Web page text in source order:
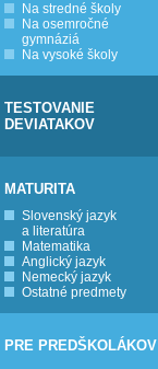
Na stredné školy
Na osemročné
gymnáziá
Na vysoké školy
TESTOVANIE
DEVIATAKOV
MATURITA
Slovenský jazyk
a literatúra
Matematika
Anglický jazyk
Nemecký jazyk
Ostatné predmety
PRE PREDŠKOLÁKOV